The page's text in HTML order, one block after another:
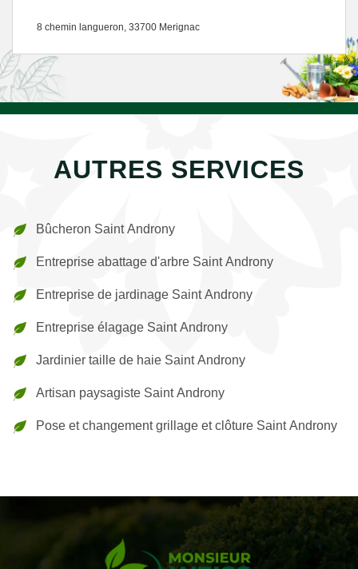
8 chemin langueron, 33700 Merignac
AUTRES SERVICES
Bûcheron Saint Androny
Entreprise abattage d'arbre Saint Androny
Entreprise de jardinage Saint Androny
Entreprise élagage Saint Androny
Jardinier taille de haie Saint Androny
Artisan paysagiste Saint Androny
Pose et changement grillage et clôture Saint Androny